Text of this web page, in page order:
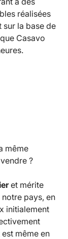
réalisées
sur la base de
Casavo
même
?
et mérite
pays, en
initialement
est même en